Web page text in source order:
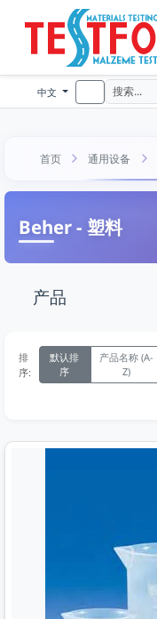
中文
首页 通用设备
Beher - 塑料
产品
排
序:
默认排
序
产品名称 (A-
Z)